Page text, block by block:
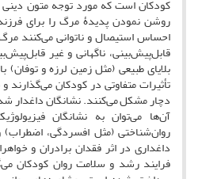
کودکان است که مورد توجه متون دینی
روشن نمودن پدیدۀ مرگ را برای
احساس استیصال و ناتوانی می‌کنند
قابل‌پیش‌بینی، ناگهانی و غیر
بلایای طبیعی (مثل زمین لرزه و
تأثیرات متفاوتی در کودکان می‌گذارند و
دچار مشکل می‌کنند. نشانگان داغدار
آن‌ها می‌توان به نشانگان
روان‌شناختی (مثل افسردگی،
داغداری در اثر فقدان برادران و
فرایند رشد و سلامت روان کودکان